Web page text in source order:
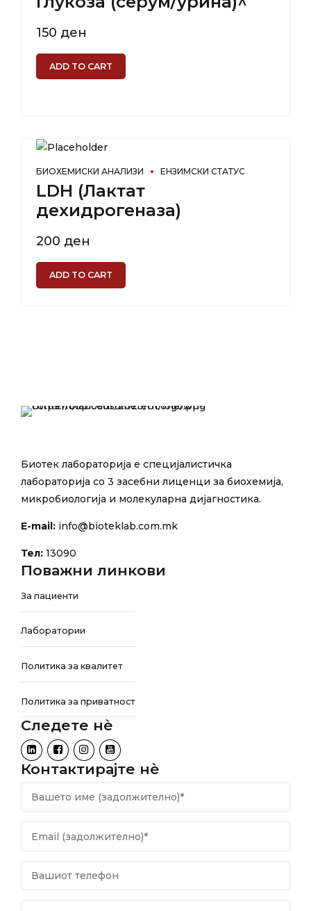
150 ден
ADD TO CART
БИОХЕМИСКИ АНАЛИЗИ ЕНЗИМСКИ СТАТУС
LDH (Лактат
дехидрогеназа)
200 ден
ADD TO CART
Биотек лабораторија е специјалистичка
лабораторија со 3 засебни лиценци за биохемија,
микробиологија и молекуларна дијагностика.
E-mail: info@bioteklab.com.mk
Тел: 13090
Поважни линкови
За пациенти
Лаборатории
Политика за квалитет
Политика за приватност
Следете нѐ
Контактирајте нѐ